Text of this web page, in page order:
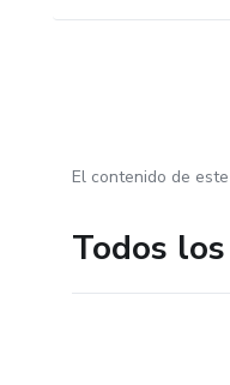
El contenido de
Todos